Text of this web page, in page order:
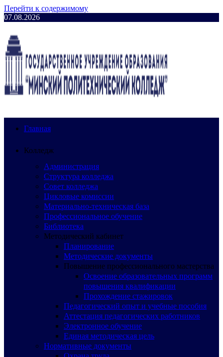
Перейти к содержимому
07.08.2026
Главная
Колледж
Администрация
Структура колледжа
Совет колледжа
Цикловые комиссии
Материально-техническая база
Профессиональное обучение
Библиотека
Методический кабинет
Планирование
Методические документы
Повышение профессионального мастерства
Освоение образовательных программ
повышения квалификации
Прохождение стажировок
Педагогический опыт и учебные пособия
Аттестация педагогических работников
Электронное обучение
Единая методическая цель
Нормативные документы